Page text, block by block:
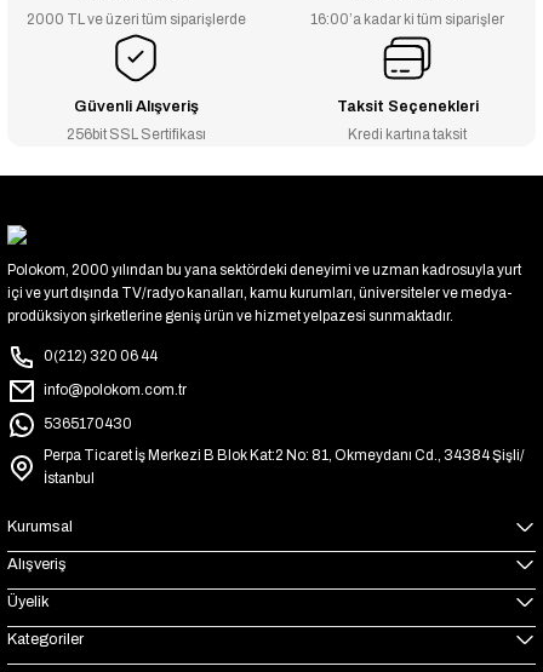
2000 TL ve üzeri tüm siparişlerde 16:00’a kadar ki tüm siparişler
Güvenli Alışveriş
256bit SSL Sertifikası
Taksit Seçenekleri
Kredi kartına taksit
Polokom, 2000 yılından bu yana sektördeki deneyimi ve uzman kadrosuyla yurt
içi ve yurt dışında TV/radyo kanalları, kamu kurumları, üniversiteler ve medya-
prodüksiyon şirketlerine geniş ürün ve hizmet yelpazesi sunmaktadır.
0(212) 320 06 44
info@polokom.com.tr
5365170430
Perpa Ticaret İş Merkezi B Blok Kat:2 No: 81, Okmeydanı Cd., 34384 Şişli/
İstanbul
Kurumsal
Alışveriş
Üyelik
Kategoriler